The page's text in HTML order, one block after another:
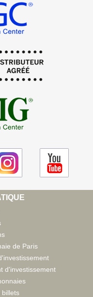
de Paris
d'investissement
billets